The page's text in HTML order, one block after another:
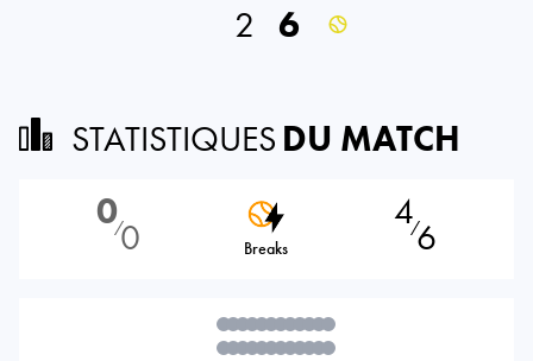
2 6
STATISTIQUES DU MATCH
0⁄0 Breaks
4⁄6